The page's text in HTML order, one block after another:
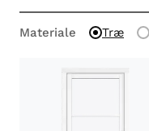
Materiale Træ